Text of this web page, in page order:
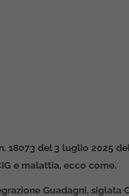
18073 del 3 luglio 2025
e malattia, ecco come.
Guadagni, siglata